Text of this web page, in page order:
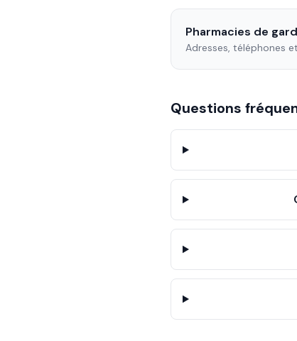
Pharmacies de
Adresses, téléphones
Questions